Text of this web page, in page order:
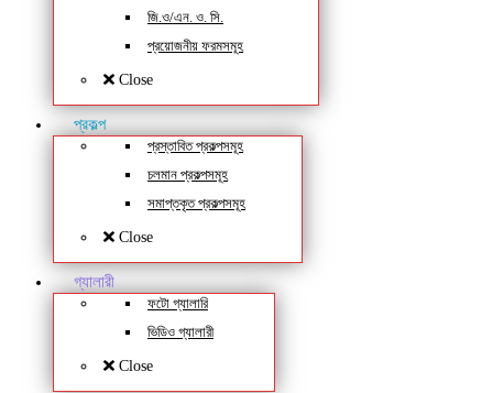
জি.ও/এন. ও. সি.
প্রয়োজনীয় ফরমসমূহ
Close
প্রকল্প
প্রস্তাবিত প্রকল্পসমূহ
চলমান প্রকল্পসমূহ
সমাপ্তকৃত প্রকল্পসমূহ
Close
গ্যালারী
ফটো গ্যালারি
ভিডিও গ্যালারী
Close